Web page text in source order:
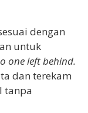
dengan
untuk
one left behind.
dan terekam
tanpa